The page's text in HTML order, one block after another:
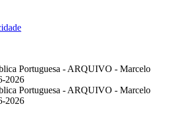
Portuguesa - ARQUIVO - Marcelo
2026
Portuguesa - ARQUIVO - Marcelo
2026